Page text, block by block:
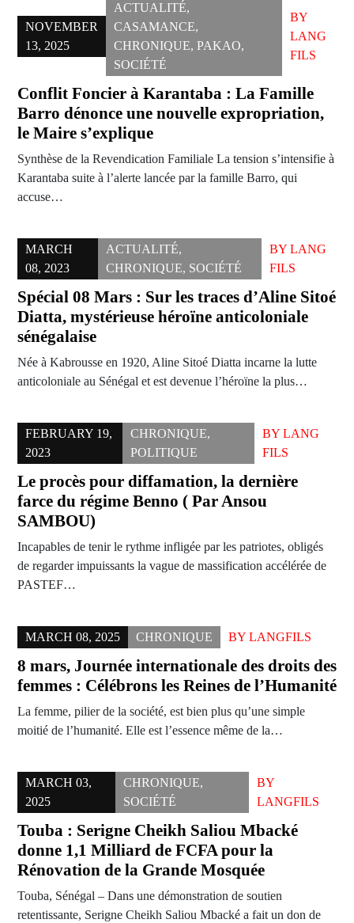
NOVEMBER
13, 2025
ACTUALITÉ,
CASAMANCE,
CHRONIQUE, PAKAO,
SOCIÉTÉ
BY
LANG
FILS
Conflit Foncier à Karantaba : La Famille
Barro dénonce une nouvelle expropriation,
le Maire s’explique
Synthèse de la Revendication Familiale La tension s’intensifie à
Karantaba suite à l’alerte lancée par la famille Barro, qui
accuse…
MARCH
08, 2023
ACTUALITÉ,
CHRONIQUE, SOCIÉTÉ
BYLANG
FILS
Spécial 08 Mars : Sur les traces d’Aline Sitoé
Diatta, mystérieuse héroïne anticoloniale
sénégalaise
Née à Kabrousse en 1920, Aline Sitoé Diatta incarne la lutte
anticoloniale au Sénégal et est devenue l’héroïne la plus…
FEBRUARY 19,
2023
CHRONIQUE,
POLITIQUE
BY LANG
FILS
Le procès pour diffamation, la dernière
farce du régime Benno ( Par Ansou
SAMBOU)
Incapables de tenir le rythme infligée par les patriotes, obligés
de regarder impuissants la vague de massification accélérée de
PASTEF…
MARCH 08, 2025 CHRONIQUE BY LANGFILS
8 mars, Journée internationale des droits des
femmes : Célébrons les Reines de l’Humanité
La femme, pilier de la société, est bien plus qu’une simple
moitié de l’humanité. Elle est l’essence même de la…
MARCH 03,
2025
CHRONIQUE,
SOCIÉTÉ
BY
LANGFILS
Touba : Serigne Cheikh Saliou Mbacké
donne 1,1 Milliard de FCFA pour la
Rénovation de la Grande Mosquée
Touba, Sénégal – Dans une démonstration de soutien
retentissante, Serigne Cheikh Saliou Mbacké a fait un don de